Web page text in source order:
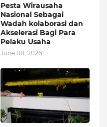
Pesta Wirausaha
Nasional Sebagai
Wadah kolaborasi dan
Akselerasi Bagi Para
Pelaku Usaha
June 08, 2026